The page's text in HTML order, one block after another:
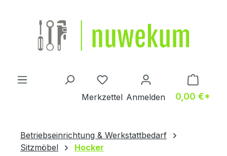
Du hast 0 Produkte auf dem
Merkzettel Anmelden 0,00 €*
Betriebseinrichtung & Werkstattbedarf
Sitzmöbel
Hocker